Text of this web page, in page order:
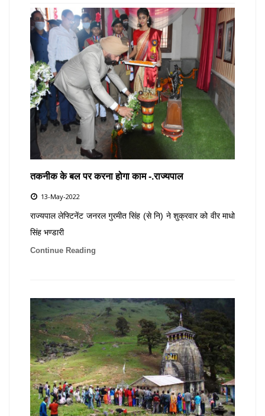
तकनीक के बल पर करना होगा काम -.राज्यपाल
13-May-2022
राज्यपाल लेफ्टिनेंट जनरल गुरमीत सिंह (से नि) ने शुक्रवार को वीर माधो
सिंह भण्डारी
Continue Reading